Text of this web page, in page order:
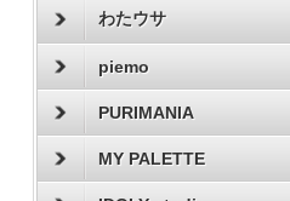
わたウサ
piemo
PURIMANIA
MY PALETTE